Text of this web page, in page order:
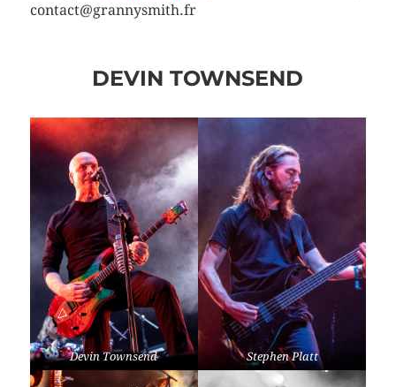
contact@grannysmith.fr
DEVIN TOWNSEND
Devin Townsend Stephen Platt